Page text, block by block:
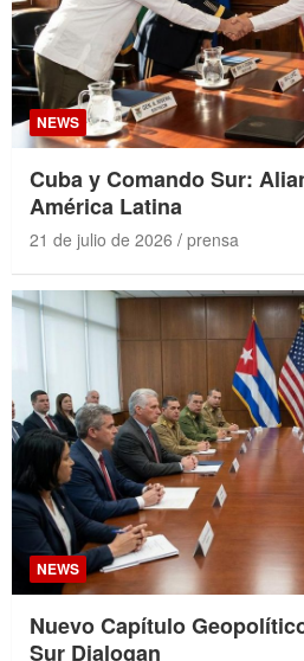
NEWS
Cuba y Comando Sur:
América Latina
21 de julio de 2026 prensa
NEWS
Nuevo Capítulo
Sur Dialogan